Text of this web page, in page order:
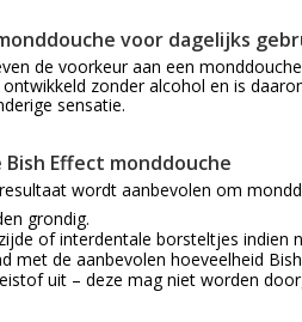
voor dagelijks
de voorkeur aan een
zonder alcohol en is
sensatie.
Effect monddouche
wordt aanbevolen om
grondig.
of interdentale borsteltjes indien
met de aanbevolen hoeveelheid
uit – deze mag niet worden